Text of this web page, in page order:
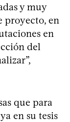
y muy
proyecto, en
en
del
que para
en su tesis